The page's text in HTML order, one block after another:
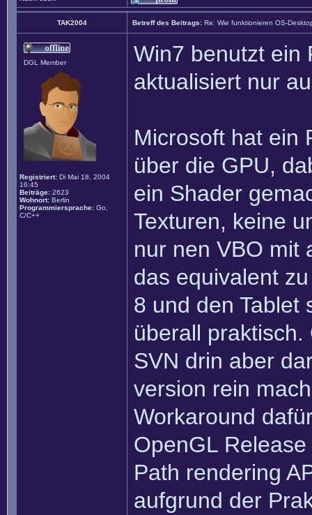
TAK2004 Betreff des Beitrags: Re: Wie funktionieren OS-
DGL Member
Registriert: Di Mai 18, 2004
16:45
Beiträge: 2623
Wohnort: Berlin
Programmiersprache: Go,
C/C++
Win7 benutzt ein
aktualisiert nur
Microsoft hat ein
über die GPU,
ein Shader
Texturen, keine
nur nen VBO mit
das equivalent
8 und den Tablet
überall
SVN drin aber
version rein
Workaround
OpenGL
Path rendering
aufgrund der